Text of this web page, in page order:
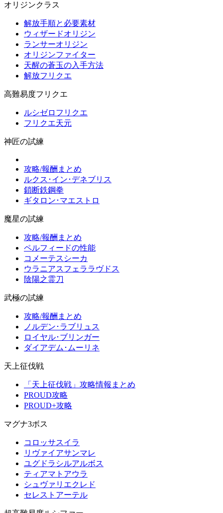
オリジンクラス
解放手順と必要素材
ウィザードオリジン
ランサーオリジン
オリジンファイター
天醒の蒼玉の入手方法
解放フリクエ
高難易度フリクエ
ルシゼロフリクエ
フリクエ天元
神匠の試練
攻略/報酬まとめ
ルクス･イン･デネブリス
鎖断鉄鋼拳
ギタロン･マエストロ
魔星の試練
攻略/報酬まとめ
ペルフィードの性能
コメーテスシーカ
ウラニアスフェララヴドス
陰陽之霊刀
武極の試練
攻略/報酬まとめ
ノルデン･ラブリュス
ロイヤル･ブリンガー
ダイアデム･ムーリネ
天上征伐戦
「天上征伐戦」攻略情報まとめ
PROUD攻略
PROUD+攻略
マグナ3ボス
コロッサスイラ
リヴァイアサンマレ
ユグドラシルアルボス
ティアマトアウラ
シュヴァリエクレド
セレストアーテル